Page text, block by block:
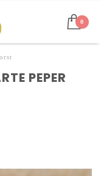
0
PEPER